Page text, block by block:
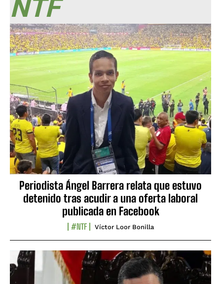
NTF
Periodista Ángel Barrera relata que estuvo
detenido tras acudir a una oferta laboral
publicada en Facebook
#NTF Víctor Loor Bonilla